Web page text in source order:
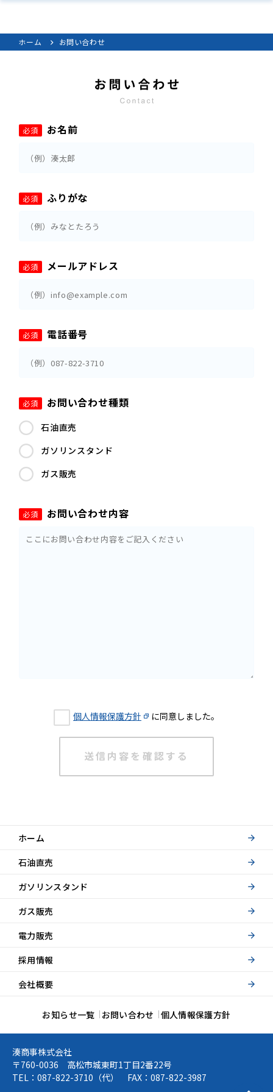
ホーム お問い合わせ
必須 お名前
必須 ふりがな
必須 メールアドレス
必須 電話番号
必須 お問い合わせ種類
石油直売
ガソリンスタンド
ガス販売
必須 お問い合わせ内容
個人情報保護方針 に同意しました。
ホーム
石油直売
ガソリンスタンド
ガス販売
電力販売
採用情報
会社概要
お知らせ一覧 お問い合わせ 個人情報保護方針
湊商事株式会社
〒760-0036 高松市城東町1丁目2番22号
TEL： 087-822-3710 （代） FAX：087-822-3987